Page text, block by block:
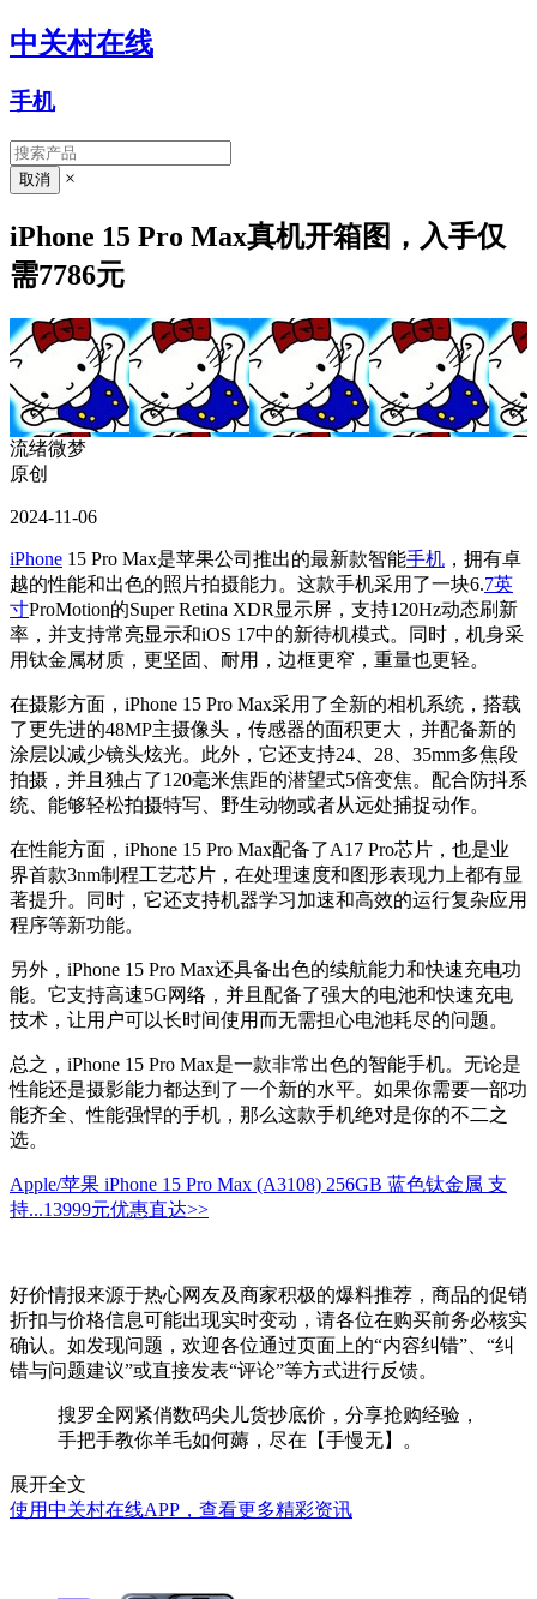
中关村在线
手机
×
iPhone 15 Pro Max真机开箱图，入手仅
需7786元
流绪微梦
原创
2024-11-06
iPhone 15 Pro Max是苹果公司推出的最新款智能手机 ，拥有卓
越的性能和出色的照片拍摄能力。这款手机采用了一块6.7英
寸ProMotion的Super Retina XDR显示屏，支持120Hz动态刷新
率，并支持常亮显示和iOS 17中的新待机模式。同时，机身采
用钛金属材质，更坚固、耐用，边框更窄，重量也更轻。
在摄影方面，iPhone 15 Pro Max采用了全新的相机系统，搭载
了更先进的48MP主摄像头，传感器的面积更大，并配备新的
涂层以减少镜头炫光。此外，它还支持24、28、35mm多焦段
拍摄，并且独占了120毫米焦距的潜望式5倍变焦。配合防抖系
统、能够轻松拍摄特写、野生动物或者从远处捕捉动作。
在性能方面，iPhone 15 Pro Max配备了A17 Pro芯片，也是业
界首款3nm制程工艺芯片，在处理速度和图形表现力上都有显
著提升。同时，它还支持机器学习加速和高效的运行复杂应用
程序等新功能。
另外，iPhone 15 Pro Max还具备出色的续航能力和快速充电功
能。它支持高速5G网络，并且配备了强大的电池和快速充电
技术，让用户可以长时间使用而无需担心电池耗尽的问题。
总之，iPhone 15 Pro Max是一款非常出色的智能手机。无论是
性能还是摄影能力都达到了一个新的水平。如果你需要一部功
能齐全、性能强悍的手机，那么这款手机绝对是你的不二之
选。
Apple/苹果 iPhone 15 Pro Max (A3108) 256GB 蓝色钛金属 支
持...13999元优惠直达>>
好价情报来源于热心网友及商家积极的爆料推荐，商品的促销
折扣与价格信息可能出现实时变动，请各位在购买前务必核实
确认。如发现问题，欢迎各位通过页面上的“内容纠错”、“纠
错与问题建议”或直接发表“评论”等方式进行反馈。
搜罗全网紧俏数码尖儿货抄底价，分享抢购经验，
手把手教你羊毛如何薅，尽在【手慢无】。
展开全文
使用中关村在线APP，查看更多精彩资讯